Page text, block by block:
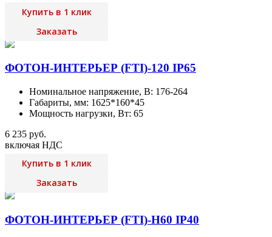
Купить в 1 клик
Заказать
ФОТОН-ИНТЕРЬЕР (FTI)-120 IP65
Номинальное напряжение, В: 176-264
Габариты, мм: 1625*160*45
Мощность нагрузки, Вт: 65
6 235 руб.
включая НДС
Купить в 1 клик
Заказать
ФОТОН-ИНТЕРЬЕР (FTI)-Н60 IP40